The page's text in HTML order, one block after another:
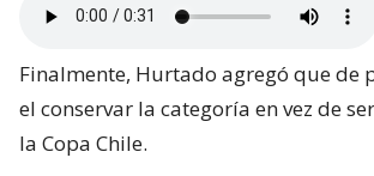
Finalmente, Hurtado agregó que de
el conservar la categoría en vez de
la Copa Chile.